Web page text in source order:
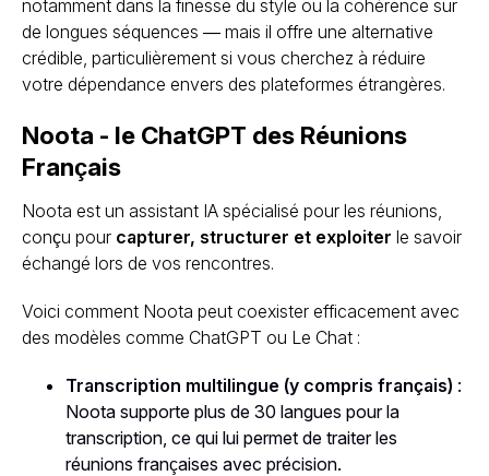
notamment dans la finesse du style ou la cohérence sur
de longues séquences — mais il offre une alternative
crédible, particulièrement si vous cherchez à réduire
votre dépendance envers des plateformes étrangères.
Noota - le ChatGPT des Réunions
Français
Noota est un assistant IA spécialisé pour les réunions,
conçu pour capturer, structurer et exploiter le savoir
échangé lors de vos rencontres.
Voici comment Noota peut coexister efficacement avec
des modèles comme ChatGPT ou Le Chat :
Transcription multilingue (y compris français) :
Noota supporte plus de 30 langues pour la
transcription, ce qui lui permet de traiter les
réunions françaises avec précision.